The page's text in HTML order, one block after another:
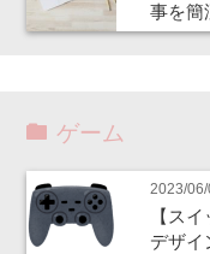
事を簡
ゲーム
2023/06/
【ス
デザイ